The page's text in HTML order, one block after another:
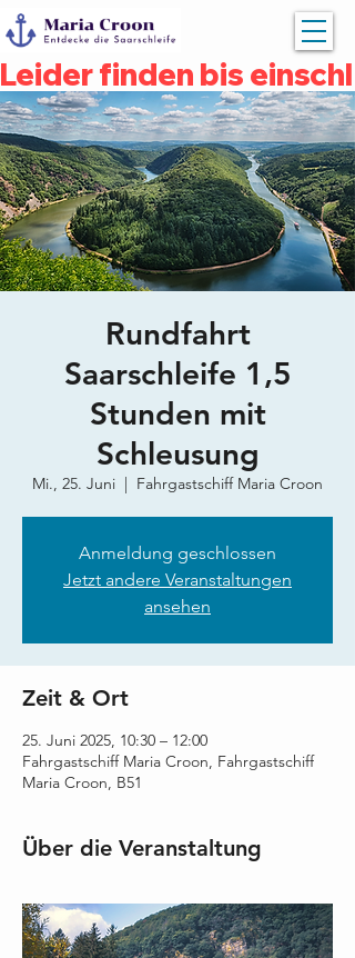
Leider finden bis
Rundfahrt
Saarschleife 1,5
Stunden mit
Schleusung
Mi., 25. Juni Fahrgastschiff Maria Croon
Anmeldung geschlossen
Jetzt andere Veranstaltungen
ansehen
Zeit & Ort
25. Juni 2025, 10:30 – 12:00
Fahrgastschiff Maria Croon, Fahrgastschiff
Maria Croon, B51
Über die Veranstaltung